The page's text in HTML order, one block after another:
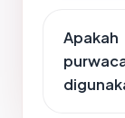
Apakah